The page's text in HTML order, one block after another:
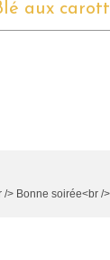
> Bonne soirée<br /